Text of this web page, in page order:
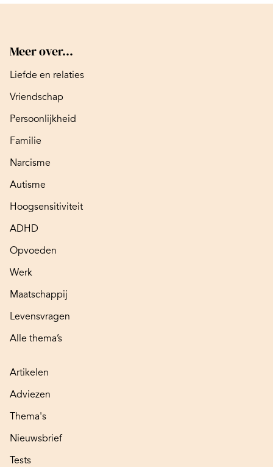
Meer over...
Liefde en relaties
Vriendschap
Persoonlijkheid
Familie
Narcisme
Autisme
Hoogsensitiviteit
ADHD
Opvoeden
Werk
Maatschappij
Levensvragen
Alle thema’s
Artikelen
Adviezen
Thema's
Nieuwsbrief
Tests